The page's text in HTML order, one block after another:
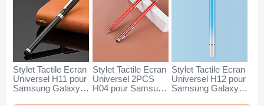
Stylet Tactile Ecran
Universel H11 pour
Samsung Galaxy
Stylet Tactile Ecran
Universel 2PCS
H04 pour Samsung
Stylet Tactile Ecran
Universel H12 pour
Samsung Galaxy